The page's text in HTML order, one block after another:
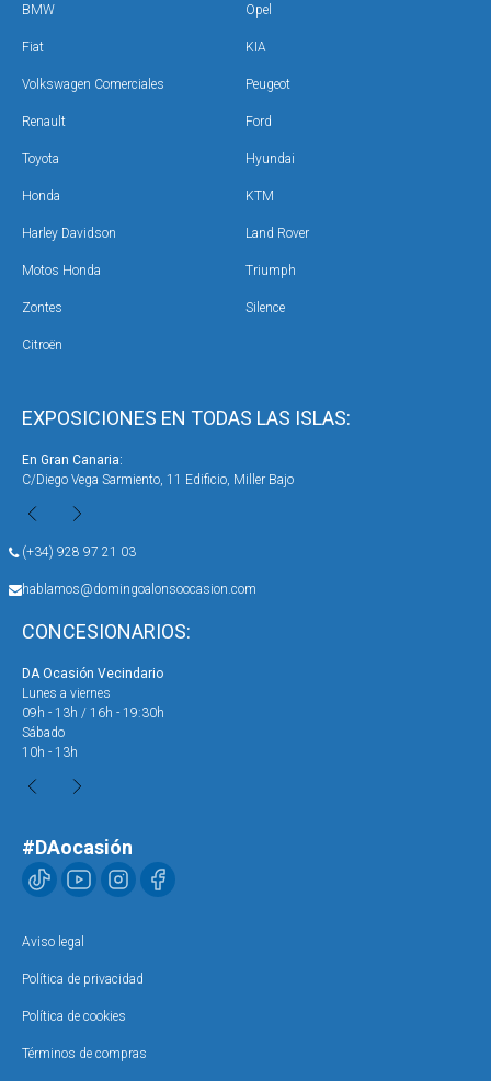
EXPOSICIONES EN TODAS LAS ISLAS:
En Gran Canaria:
Avenida de Canarias, nº 50, Vecindario
(+34) 928 97 21 03
hablamos@domingoalonsoocasion.com
CONCESIONARIOS:
DA Ocasión Miller ( Exposición Hyundai Honda )
Lunes a viernes
09h - 20h
Sábado
10h - 13h
BMW Opel
Fiat KIA
Volkswagen Comerciales Peugeot
Renault Ford
Toyota Hyundai
Honda KTM
Harley Davidson Land Rover
Motos Honda Triumph
Zontes Silence
Citroën
#DAocasión
Aviso legal
Política de privacidad
Política de cookies
Términos de compras